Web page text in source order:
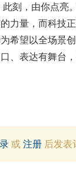
此刻，由你点亮
力量，而科技
希望以全场景
、表达有舞台
或 注册后发表